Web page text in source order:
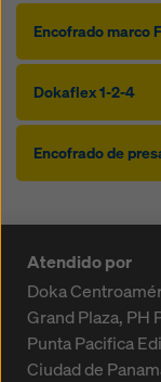
Encofrado marco
Dokaflex 1-2-4
Encofrado de
Atendido por
Doka
Grand Plaza, PH
Punta Pacifica
Ciudad de